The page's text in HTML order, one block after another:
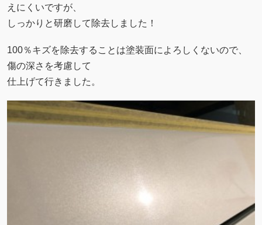
えにくいですが、
しっかりと研磨して除去しました！
100％キズを除去することは塗装面によろしくないので、
傷の深さを考慮して
仕上げて行きました。